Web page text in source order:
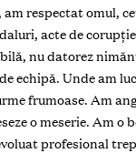
am respectat omul,
acte de
nu datorez
echipă. Unde am
frumoase. Am
o meserie. Am o
profesional